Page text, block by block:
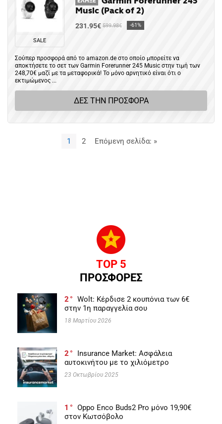
SALE
Music (Pack of 2)
231.95€ 599.98€ -61%
Σούπερ προσφορά από το amazon.de στο οποίο μπορείτε να
αποκτήσετε το σετ των Garmin Forerunner 245 Music στην τιμή των
248,70€ μαζί με τα μεταφορικά! Το μόνο αρνητικό είναι ότι ο
εκτιμώμενος ...
ΔΕΣ ΤΗΝ ΠΡΟΣΦΟΡΑ
1 2 Επόμενη σελίδα: »
TOP 5
ΠΡΟΣΦΟΡΕΣ
2
Wolt: Κέρδισε 2 κουπόνια των 6€
στην 1η παραγγελία σου
18 Μαρτίου 2026
2
Insurance Market: Ασφάλεια
αυτοκινήτου με το χιλιόμετρο
23 Οκτωβρίου 2025
1
Oppo Enco Buds2 Pro μόνο 19,90€
στον Κωτσόβολο